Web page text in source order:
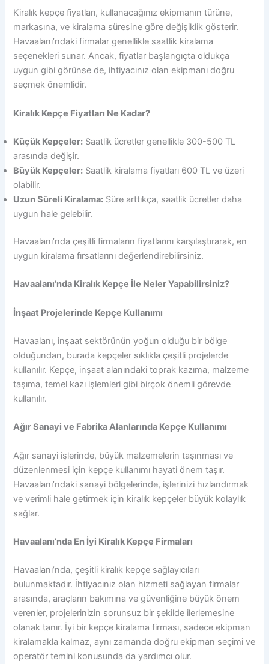
Kiralık kepçe fiyatları, kullanacağınız ekipmanın türüne,
markasına, ve kiralama süresine göre değişiklik gösterir.
Havaalanı’ndaki firmalar genellikle saatlik kiralama
seçenekleri sunar. Ancak, fiyatlar başlangıçta oldukça
uygun gibi görünse de, ihtiyacınız olan ekipmanı doğru
seçmek önemlidir.
Kiralık Kepçe Fiyatları Ne Kadar?
Küçük Kepçeler: Saatlik ücretler genellikle 300-500 TL
arasında değişir.
Büyük Kepçeler: Saatlik kiralama fiyatları 600 TL ve üzeri
olabilir.
Uzun Süreli Kiralama: Süre arttıkça, saatlik ücretler daha
uygun hale gelebilir.
Havaalanı’nda çeşitli firmaların fiyatlarını karşılaştırarak, en
uygun kiralama fırsatlarını değerlendirebilirsiniz.
Havaalanı’nda Kiralık Kepçe İle Neler Yapabilirsiniz?
İnşaat Projelerinde Kepçe Kullanımı
Havaalanı, inşaat sektörünün yoğun olduğu bir bölge
olduğundan, burada kepçeler sıklıkla çeşitli projelerde
kullanılır. Kepçe, inşaat alanındaki toprak kazıma, malzeme
taşıma, temel kazı işlemleri gibi birçok önemli görevde
kullanılır.
Ağır Sanayi ve Fabrika Alanlarında Kepçe Kullanımı
Ağır sanayi işlerinde, büyük malzemelerin taşınması ve
düzenlenmesi için kepçe kullanımı hayati önem taşır.
Havaalanı’ndaki sanayi bölgelerinde, işlerinizi hızlandırmak
ve verimli hale getirmek için kiralık kepçeler büyük kolaylık
sağlar.
Havaalanı’nda En İyi Kiralık Kepçe Firmaları
Havaalanı’nda, çeşitli kiralık kepçe sağlayıcıları
bulunmaktadır. İhtiyacınız olan hizmeti sağlayan firmalar
arasında, araçların bakımına ve güvenliğine büyük önem
verenler, projelerinizin sorunsuz bir şekilde ilerlemesine
olanak tanır. İyi bir kepçe kiralama firması, sadece ekipman
kiralamakla kalmaz, aynı zamanda doğru ekipman seçimi ve
operatör temini konusunda da yardımcı olur.